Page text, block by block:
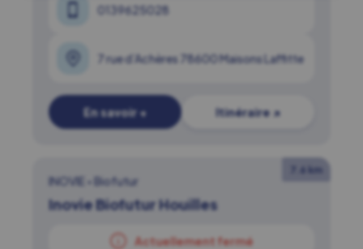
0139625028
7 rue d’Achères 78600 Maisons Laffitte
En savoir + Itinéraire ↗
7.6 km
INOVIE • Biofutur
Inovie Biofutur Houilles
Actuellement fermé